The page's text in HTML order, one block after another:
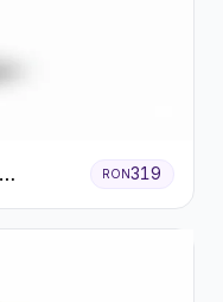
RON319